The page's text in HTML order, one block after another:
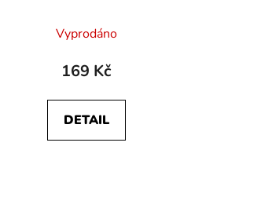
Vyprodáno
169 Kč
DETAIL